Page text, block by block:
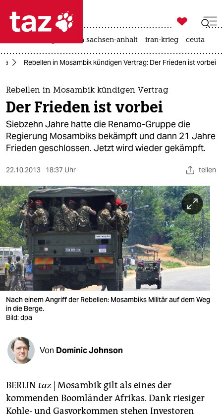
 taz zahl ich
taz zahl ich
themen
politik
öko
gesellschaft
sport
berlin
nord
wahrheit
verlag
verlag
shop
fragen & hilfe
unterstützen
abo

taz zahl ich
landtagswahl in sachsen-anhalt iran-krieg ceuta
Rebellen in Mosambik kündigen Vertrag: Der Frieden ist vorbei
Rebellen in Mosambik kündigen Vertrag
Der Frieden ist vorbei
Siebzehn Jahre hatte die Renamo-Gruppe die
Regierung Mosambiks bekämpft und dann 21 Jahre
Frieden geschlossen. Jetzt wird wieder gekämpft.
22.10.2013 18:37 Uhr teilen
Nach einem Angriff der Rebellen: Mosambiks Militär auf dem Weg
in die Berge.
Bild: dpa
Von Dominic Johnson
BERLIN taz| Mosambik gilt als eines der
kommenden Boomländer Afrikas. Dank riesiger
Kohle- und Gasvorkommen stehen Investoren